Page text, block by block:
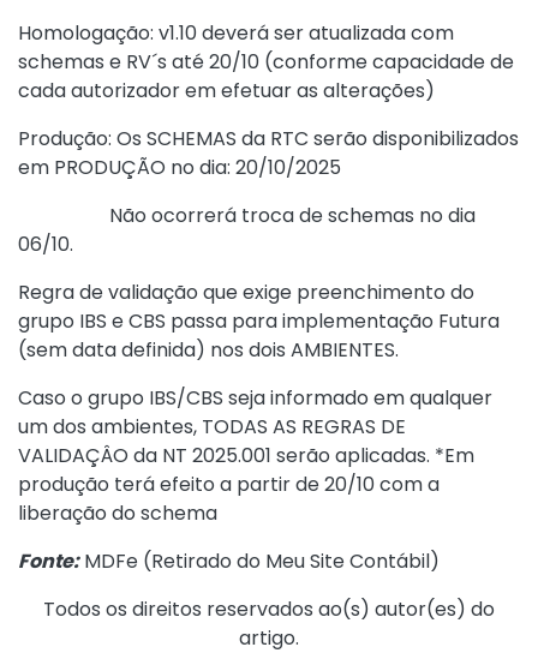
Homologação: v1.10 deverá ser atualizada com
schemas e RV´s até 20/10 (conforme capacidade de
cada autorizador em efetuar as alterações)
Produção: Os SCHEMAS da RTC serão disponibilizados
em PRODUÇÃO no dia: 20/10/2025
Não ocorrerá troca de schemas no dia
06/10.
Regra de validação que exige preenchimento do
grupo IBS e CBS passa para implementação Futura
(sem data definida) nos dois AMBIENTES.
Caso o grupo IBS/CBS seja informado em qualquer
um dos ambientes, TODAS AS REGRAS DE
VALIDAÇÂO da NT 2025.001 serão aplicadas. *Em
produção terá efeito a partir de 20/10 com a
liberação do schema
Fonte:MDFe (Retirado do Meu Site Contábil)
Todos os direitos reservados ao(s) autor(es) do
artigo.